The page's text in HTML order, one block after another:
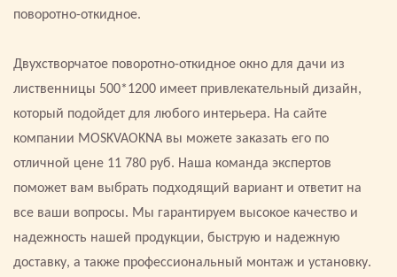
поворотно-откидное.
Двухстворчатое поворотно-откидное окно для дачи из
лиственницы 500*1200 имеет привлекательный дизайн,
который подойдет для любого интерьера. На сайте
компании MOSKVAOKNA вы можете заказать его по
отличной цене 11 780 руб. Наша команда экспертов
поможет вам выбрать подходящий вариант и ответит на
все ваши вопросы. Мы гарантируем высокое качество и
надежность нашей продукции, быструю и надежную
доставку, а также профессиональный монтаж и установку.